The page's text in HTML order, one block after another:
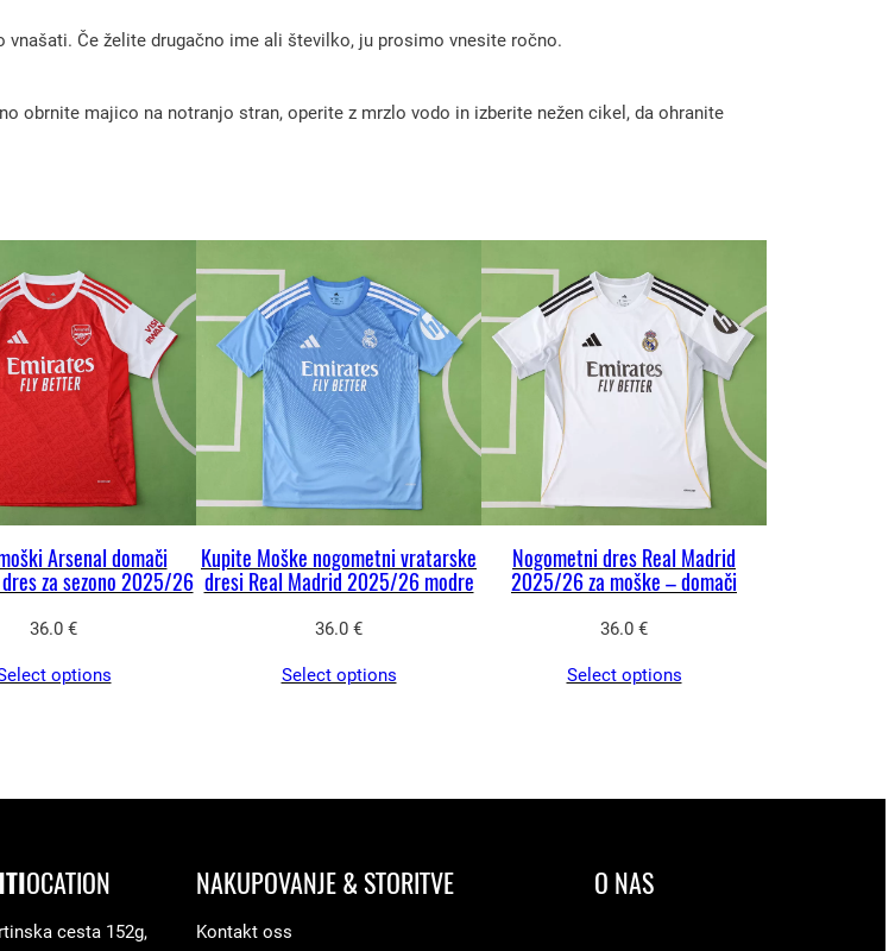
Če želite drugačno ime ali številko, ju prosimo vnesite ročno.
obrnite majico na notranjo stran, operite z mrzlo vodo in izberite nežen cikel, da ohranite
Arsenal domači
za sezono 2025/26
36.0 €
options
Kupite Moške nogometni vratarske
dresi Real Madrid 2025/26 modre
36.0 €
Select options
Nogometni dres Real Madrid
2025/26 za moške – domači
36.0 €
Select options
OCATION
cesta 152g,
NAKUPOVANJE & STORITVE
Kontakt oss
O NAS